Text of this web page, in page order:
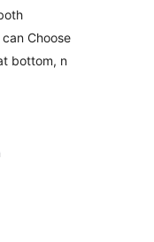
Choose
bottom, n